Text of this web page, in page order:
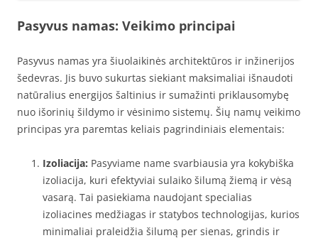
Pasyvus namas: Veikimo principai
Pasyvus namas yra šiuolaikinės architektūros ir inžinerijos
šedevras. Jis buvo sukurtas siekiant maksimaliai išnaudoti
natūralius energijos šaltinius ir sumažinti priklausomybę
nuo išorinių šildymo ir vėsinimo sistemų. Šių namų veikimo
principas yra paremtas keliais pagrindiniais elementais:
Izoliacija: Pasyviame name svarbiausia yra kokybiška
izoliacija, kuri efektyviai sulaiko šilumą žiemą ir vėsą
vasarą. Tai pasiekiama naudojant specialias
izoliacines medžiagas ir statybos technologijas, kurios
minimaliai praleidžia šilumą per sienas, grindis ir